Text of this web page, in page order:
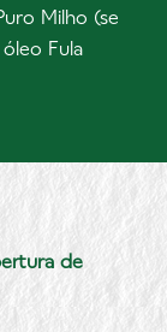
de
Milho (se
Fula